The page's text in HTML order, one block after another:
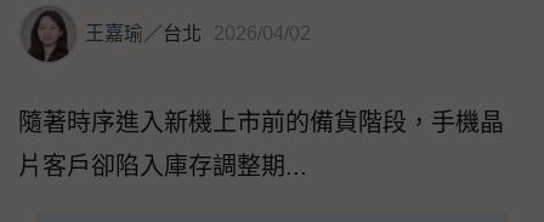
王嘉瑜／台北 2026/04/02
隨著時序進入新機上市前的備貨階段，手機晶
片客戶卻陷入庫存調整期...